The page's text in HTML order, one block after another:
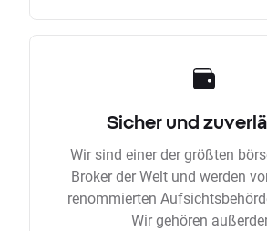
Sicher und
Wir sind einer der größten
Broker der Welt und werden
renommierten
Wir gehören